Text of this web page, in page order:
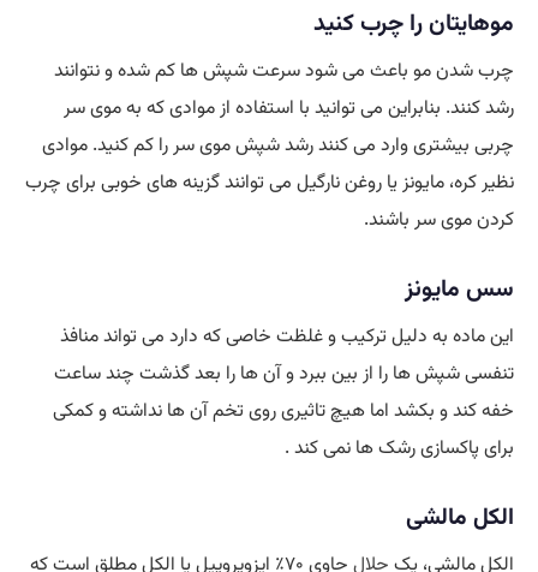
موهایتان را چرب کنید
چرب شدن مو باعث می شود سرعت شپش ها کم شده و نتوانند
رشد کنند. بنابراین می توانید با استفاده از موادی که به موی سر
چربی بیشتری وارد می کنند رشد شپش موی سر را کم کنید. موادی
نظیر کره، مایونز یا روغن نارگیل می توانند گزینه های خوبی برای چرب
کردن موی سر باشند.
سس مایونز
این ماده به دلیل ترکیب و غلظت خاصی که دارد می تواند منافذ
تنفسی شپش ها را از بین ببرد و آن ها را بعد گذشت چند ساعت
خفه کند و بکشد اما هیچ تاثیری روی تخم آن ها نداشته و کمکی
برای پاکسازی رشک ها نمی کند .
الکل مالشی
الکل مالشی، یک حلال
حاوی ۷۰٪ ایزوپروپیل یا الکل مطلق است که